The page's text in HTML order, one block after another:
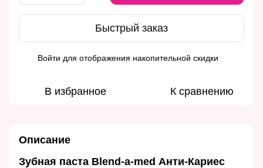
Быстрый заказ
Войти для отображения накопительной скидки
В избранное К сравнению
Описание
Зубная паста Blend-a-med Анти-Кариес